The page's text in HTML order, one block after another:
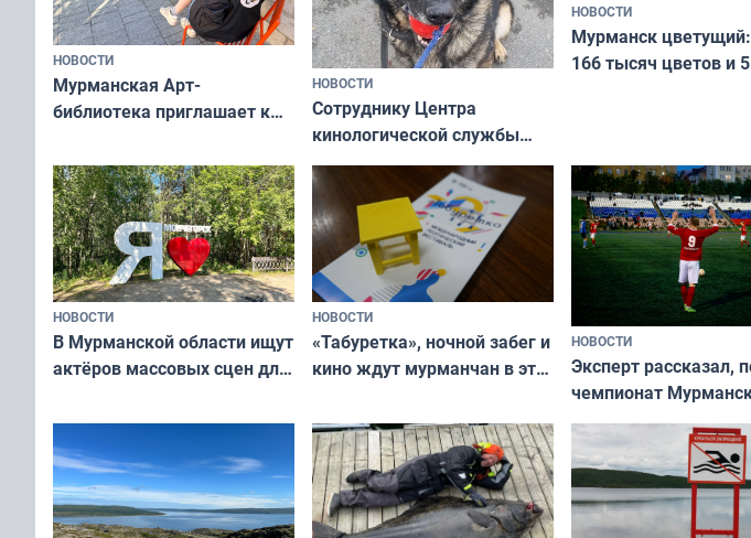
НОВОСТИ
Мурманская Арт-
библиотека приглашает к
и фотографов
НОВОСТИ
Сотруднику Центра
кинологической службы
ищут новый дом
НОВОСТИ
Мурманск
166 тысяч цветов и
НОВОСТИ
В Мурманской области ищут
актёров массовых сцен для
короткометражном фильме
НОВОСТИ
«Табуретка», ночной забег и
кино ждут мурманчан в эти
НОВОСТИ
Эксперт рассказал,
чемпионат
области по футболу
незамеченным